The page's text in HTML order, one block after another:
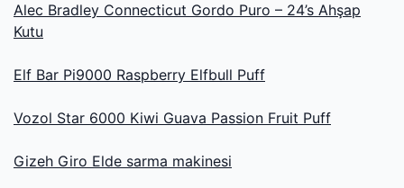
Alec Bradley Connecticut Gordo Puro – 24’s Ahşap
Kutu
Elf Bar Pi9000 Raspberry Elfbull Puff
Vozol Star 6000 Kiwi Guava Passion Fruit Puff
Gizeh Giro Elde sarma makinesi